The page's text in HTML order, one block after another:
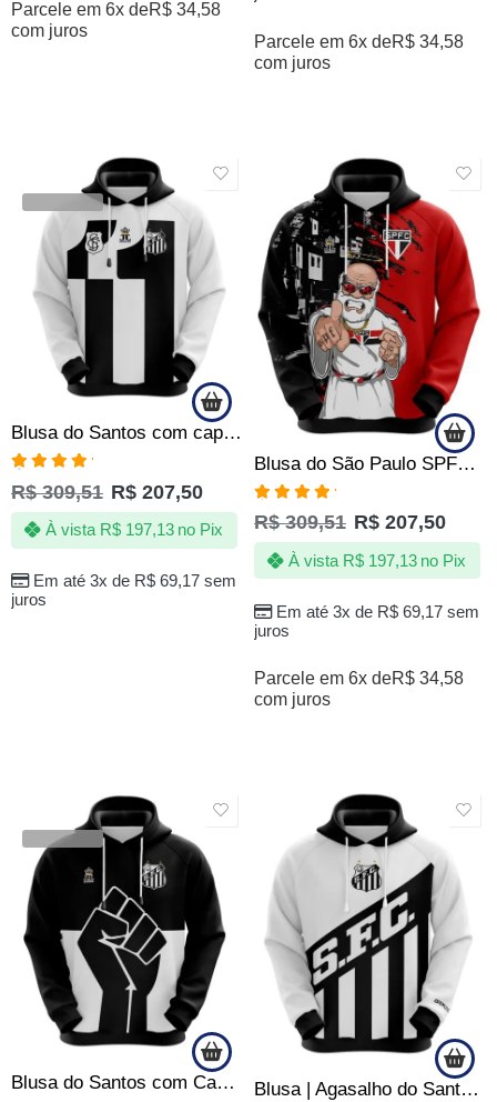
Parcele em 6x deR$ 34,58
com juros
Parcele em 6x deR$ 34,58
com juros
VENDIDOS
Blusa do Santos com capuz – 111 anos – Produto Oficial – Masculino
Avaliação
5.00de 5
R$309,51 R$ 207,50
Em até 3x de R$69,17sem
juros
À vista R$197,13 no Pix
Blusa do São Paulo SPFC – Made in Quebrada – Produto Oficial
Avaliação
5.00de 5
R$309,51 R$ 207,50
Em até 3x de R$69,17sem
juros
À vista R$197,13 no Pix
Parcele em 6x deR$ 34,58
com juros
VENDIDOS
Blusa do Santos com Capuz – Antirracismo – Produto Oficial – Masculino Blusa | Agasalho do Santos FC Escudo que Impõe Respeito – Oficial